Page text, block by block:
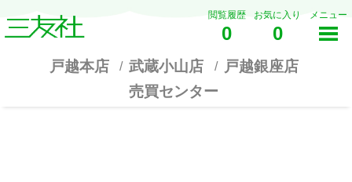
閲覧履歴
0
お気に入り
0
メニュー
戸越本店 武蔵小山店
戸越銀座店
売買センター